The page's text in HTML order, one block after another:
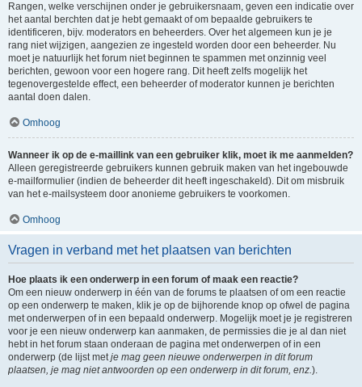
Rangen, welke verschijnen onder je gebruikersnaam, geven een indicatie over
het aantal berchten dat je hebt gemaakt of om bepaalde gebruikers te
identificeren, bijv. moderators en beheerders. Over het algemeen kun je je
rang niet wijzigen, aangezien ze ingesteld worden door een beheerder. Nu
moet je natuurlijk het forum niet beginnen te spammen met onzinnig veel
berichten, gewoon voor een hogere rang. Dit heeft zelfs mogelijk het
tegenovergestelde effect, een beheerder of moderator kunnen je berichten
aantal doen dalen.
Omhoog
Wanneer ik op de e-maillink van een gebruiker klik, moet ik me aanmelden?
Alleen geregistreerde gebruikers kunnen gebruik maken van het ingebouwde
e-mailformulier (indien de beheerder dit heeft ingeschakeld). Dit om misbruik
van het e-mailsysteem door anonieme gebruikers te voorkomen.
Omhoog
Vragen in verband met het plaatsen van berichten
Hoe plaats ik een onderwerp in een forum of maak een reactie?
Om een nieuw onderwerp in één van de forums te plaatsen of om een reactie
op een onderwerp te maken, klik je op de bijhorende knop op ofwel de pagina
met onderwerpen of in een bepaald onderwerp. Mogelijk moet je je registreren
voor je een nieuw onderwerp kan aanmaken, de permissies die je al dan niet
hebt in het forum staan onderaan de pagina met onderwerpen of in een
onderwerp (de lijst metje mag geen nieuwe onderwerpen in dit forum
plaatsen, je mag niet antwoorden op een onderwerp in dit forum, enz.).